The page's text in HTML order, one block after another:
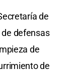
de
de defensas
de
de